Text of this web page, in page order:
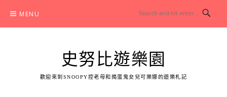
content
MENU
史努比遊樂園
歡迎來到SNOOPY控老母和搗蛋鬼女兒可樂娜的遊樂札記